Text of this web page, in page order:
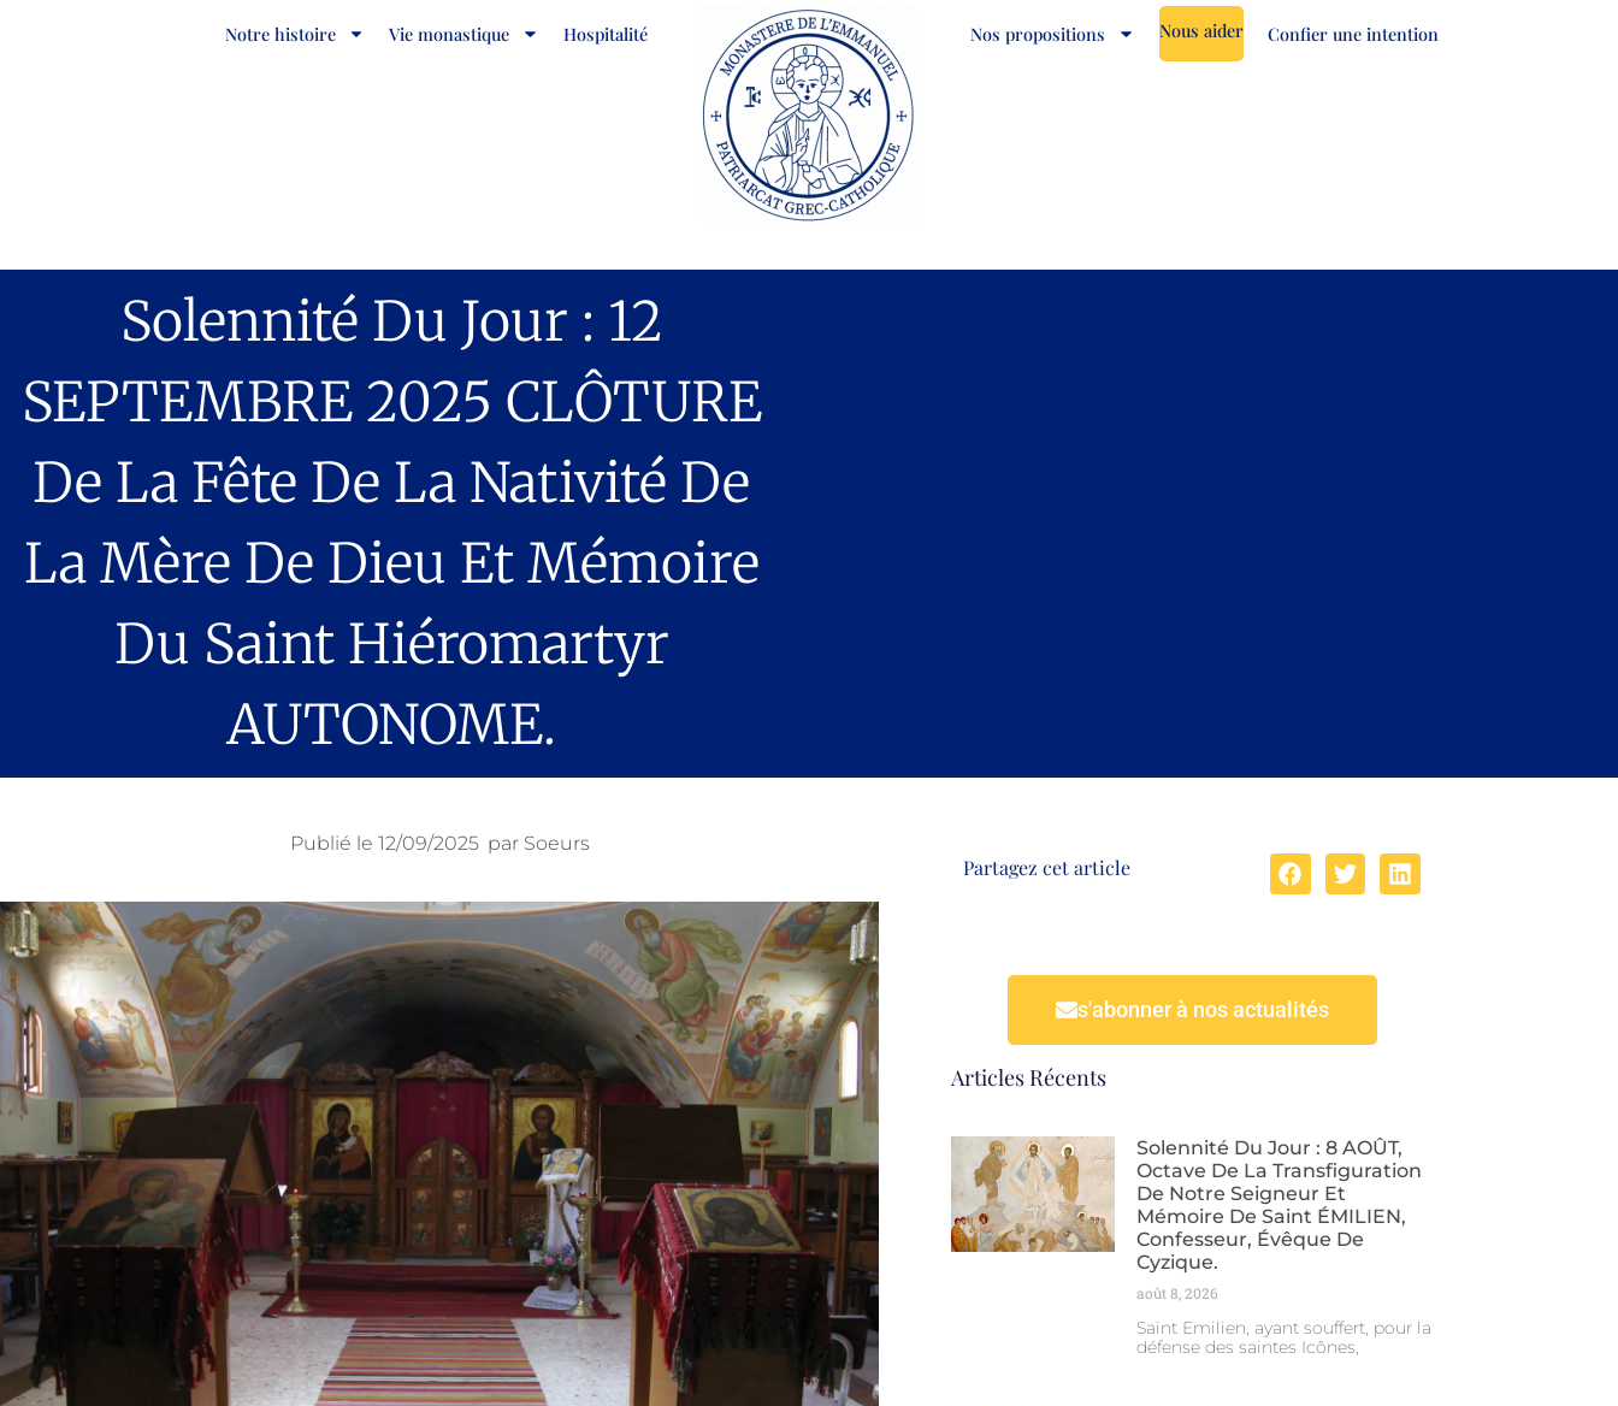
Notre histoire Vie monastique Hospitalité Nos propositions Nous aider Confier une intention
Solennité Du Jour : 12
SEPTEMBRE 2025 CLÔTURE
De La Fête De La Nativité De
La Mère De Dieu Et Mémoire
Du Saint Hiéromartyr
AUTONOME.
Publié le 12/09/2025 par Soeurs
Partagez cet article
s'abonner à nos actualités
Articles Récents
Solennité Du Jour : 8 AOÛT,
Octave De La Transfiguration
De Notre Seigneur Et
Mémoire De Saint ÉMILIEN,
Confesseur, Évêque De
Cyzique.
août 8, 2026
Saint Emilien, ayant souffert, pour la
défense des saintes Icônes,